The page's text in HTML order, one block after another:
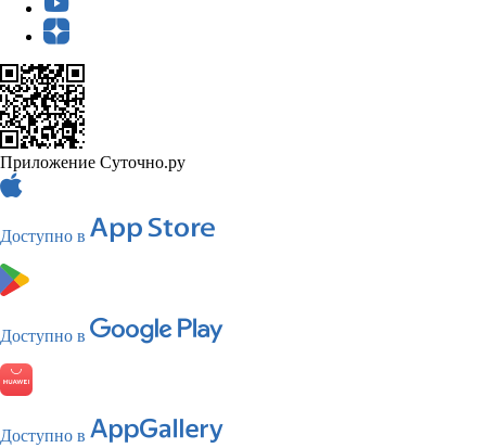
Приложение Суточно.ру
Доступно в
Доступно в
Доступно в